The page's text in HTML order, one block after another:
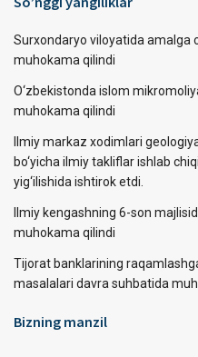
Surxondaryo viloyatida amalga
muhokama qilindi
O‘zbekistonda islom
muhokama qilindi
Ilmiy markaz xodimlari
bo‘yicha ilmiy takliflar ishlab
yig‘ilishida ishtirok etdi.
Ilmiy kengashning 6-son
muhokama qilindi
Tijorat banklarining
masalalari davra suhbatida
Bizning manzil